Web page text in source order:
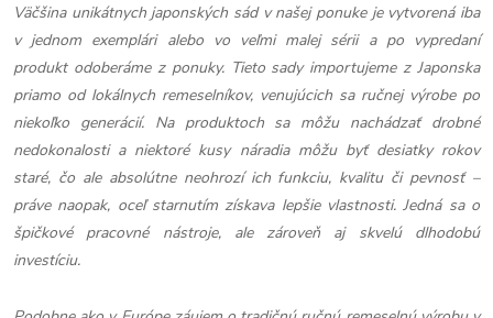
Väčšina unikátnych japonských sád v našej ponuke je vytvorená iba
v jednom exemplári alebo vo veľmi malej sérii a po vypredaní
produkt odoberáme z ponuky. Tieto sady importujeme z Japonska
priamo od lokálnych remeselníkov, venujúcich sa ručnej výrobe po
niekoľko generácií. Na produktoch sa môžu nachádzať drobné
nedokonalosti a niektoré kusy náradia môžu byť desiatky rokov
staré, čo ale absolútne neohrozí ich funkciu, kvalitu či pevnosť –
práve naopak, oceľ starnutím získava lepšie vlastnosti. Jedná sa o
špičkové pracovné nástroje, ale zároveň aj skvelú dlhodobú
investíciu.